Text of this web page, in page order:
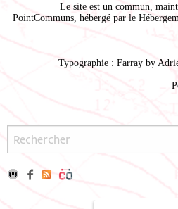
Le site est un commun,
PointCommuns , hébergé par le
Typographie : Farray by